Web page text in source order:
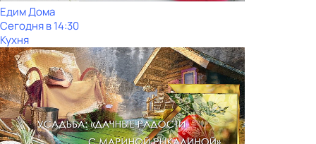
Едим Дома
Сегодня в 14:30
Кухня